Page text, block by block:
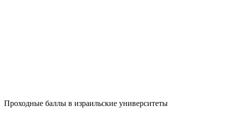
Проходные баллы в израильские университеты